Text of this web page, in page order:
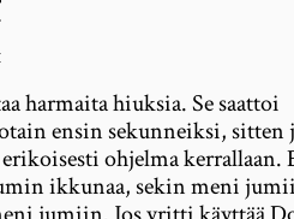
harmaita hiuksia. Se saattoi
ensin sekunneiksi, sitten
ohjelma kerrallaan.
ikkunaa, sekin meni